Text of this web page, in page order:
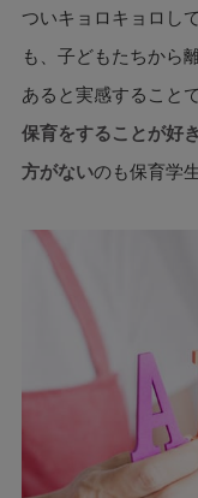
ついキョロキョロし
も、子どもたちから
あると実感すること
保育をすることが好
方がないのも保育学